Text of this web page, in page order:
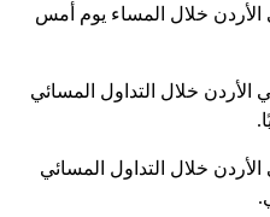
24 قيراط في الأردن خلال المساء يوم أمس
22 قيراط في الأردن خلال التداول المسائي
21 قيراط في الأردن خلال التداول المسائي